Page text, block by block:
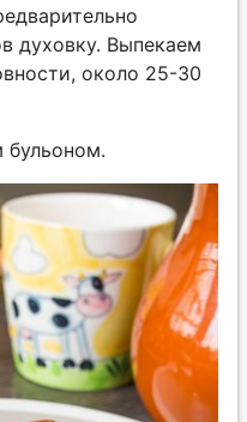
духовку. Выпекаем
около 25-30